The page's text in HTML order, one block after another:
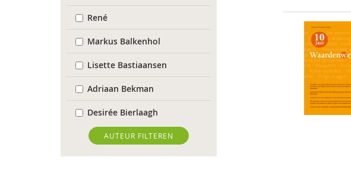
René
Markus Balkenhol
Lisette Bastiaansen
Adriaan Bekman
Desirée Bierlaagh
Karianne den Boer
Antoinette Bolscher
AUTEUR FILTEREN